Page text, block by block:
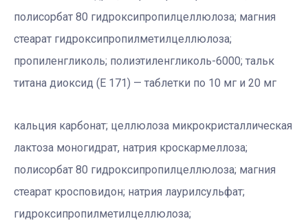
полисорбат 80 гидроксипропилцеллюлоза; магния
стеарат гидроксипропилметилцеллюлоза;
пропиленгликоль; полиэтиленгликоль-6000; тальк
титана диоксид (Е 171) — таблетки по 10 мг и 20 мг
кальция карбонат; целлюлоза микрокристаллическая
лактоза моногидрат, натрия кроскармеллоза;
полисорбат 80 гидроксипропилцеллюлоза; магния
стеарат кросповидон; натрия лаурилсульфат;
гидроксипропилметилцеллюлоза;